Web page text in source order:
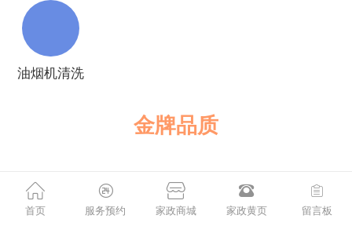
油烟机清洗
金牌品质
首页 服务预约 家政商城 家政黄页 留言板